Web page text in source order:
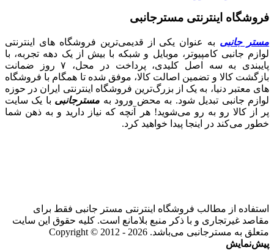
فروشگاه اینترنتی مسترجانبی
مستر جانبی به عنوان یکی از قدیمی‌ترین فروشگاه های اینترنتی
لوازم جانبی کامپیوتر، موبایل و شبکه با بیش از یک دهه تجربه، با
پایبندی به سه اصل کلیدی، پرداخت در محل، ۷ روز ضمانت
بازگشت کالا و تضمین اصالت کالا، موفق شده تا همگام با فروشگاه‌
های معتبر دنیا، به یک از بزرگ‌ترین فروشگاه اینترنتی ایران در حوزه
لوازم جانبی تبدیل شود. به محض ورود به مسترجانبی با یک سایت
پر از کالا رو به رو می‌شوید! هر آنچه که نیاز دارید و به ذهن شما
خطور می‌کند در اینجا پیدا خواهید کرد.
استفاده از مطالب فروشگاه اینترنتی مستر جانبی فقط برای
مقاصد غیرتجاری و با ذکر منبع بلامانع است. کلیه حقوق این سایت
متعلق به مسترجانبی می‌باشد. Copyright © 2012 - 2026
پیش‌نمایش